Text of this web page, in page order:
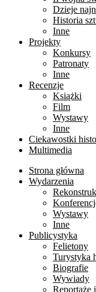
Dzieje
Historia
Inne
Projekty
Konkursy
Patronaty
Inne
Recenzje
Książki
Film
Wystawy
Inne
Ciekawostki
Multimedia
Strona główna
Wydarzenia
Wystawy
Inne
Publicystyka
Felietony
Turystyka
Biografie
Wywiady
Reportaże